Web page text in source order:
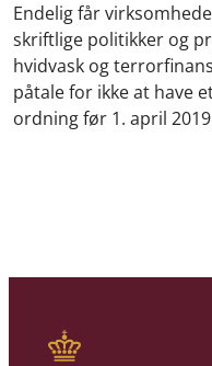
Endelig får
skriftlige politikker og
hvidvask og
påtale for ikke at have
ordning før 1. april